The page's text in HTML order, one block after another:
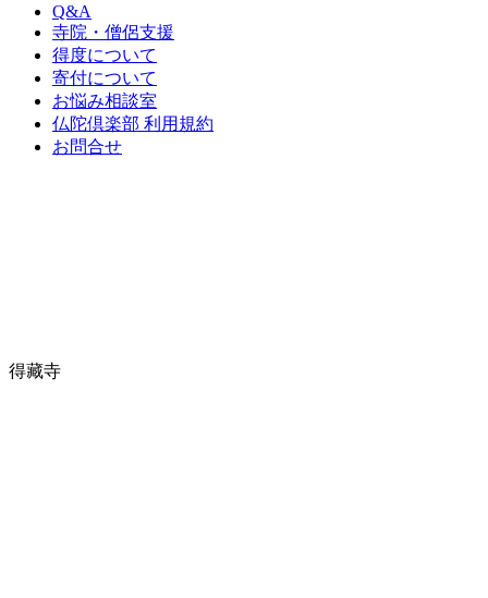
Q&A
寺院・僧侶支援
得度について
寄付について
お悩み相談室
仏陀倶楽部 利用規約
お問合せ
得藏寺